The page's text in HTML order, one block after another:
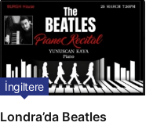
Londra’da Beatles
İngiltere